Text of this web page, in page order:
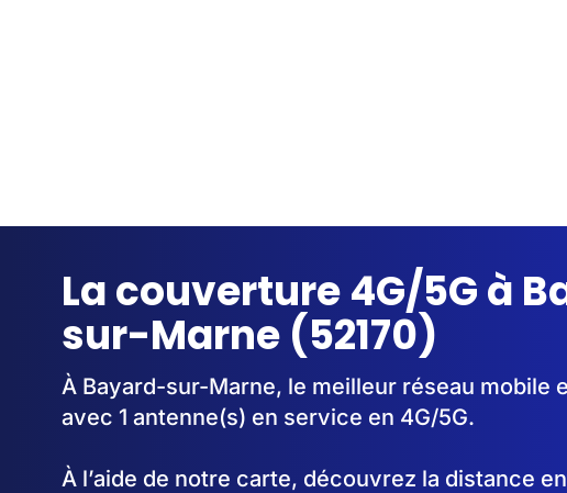
La couverture 4G/5G à
sur-Marne (52170)
À Bayard-sur-Marne, le meilleur réseau mobile
avec 1 antenne(s) en service en 4G/5G.
À l’aide de notre carte, découvrez la distance